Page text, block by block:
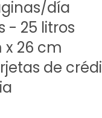
día
- 25 litros
26 cm
de